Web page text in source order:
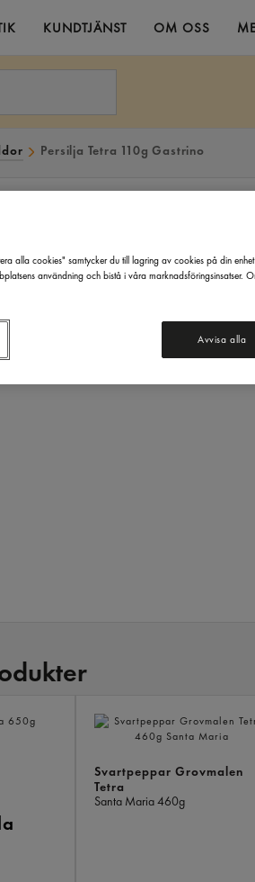
KUNDTJÄNST OM OSS
Persilja Tetra 110g Gastrino
Svartpeppar Grovmalen
Tetra
Santa Maria460g
alla cookies" samtycker du till lagring av cookies på din
användning och bistå i våra marknadsföringsinsatser.
Avvisa alla